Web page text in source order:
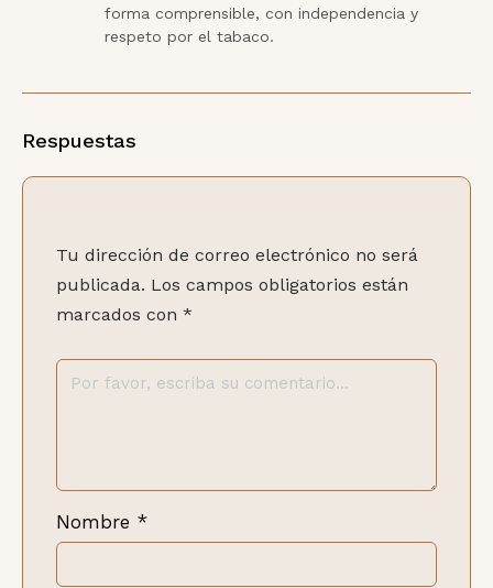
forma comprensible, con independencia y
respeto por el tabaco.
Respuestas
Tu dirección de correo electrónico no será
publicada. Los campos obligatorios están
marcados con *
Nombre *